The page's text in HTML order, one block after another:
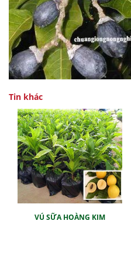
Tin khác
VÚ SỮA HOÀNG KIM